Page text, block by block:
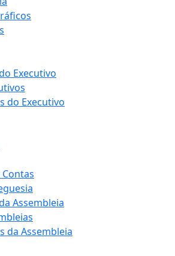
Executivo
do Executivo
Assembleia
da Assembleia